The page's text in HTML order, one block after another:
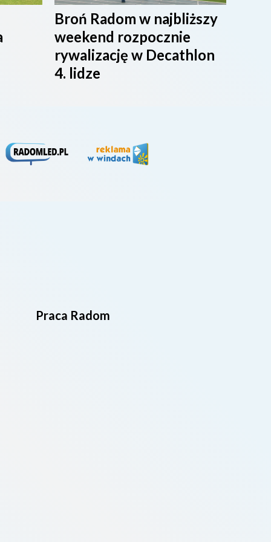
Broń Radom w najbliższy
weekend rozpocznie
rywalizację w Decathlon
4. lidze
Praca Radom